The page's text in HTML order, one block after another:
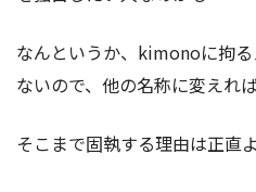
なんというか、kimonoに拘
ないので、他の名称に変えれ
そこまで固執する理由は正直